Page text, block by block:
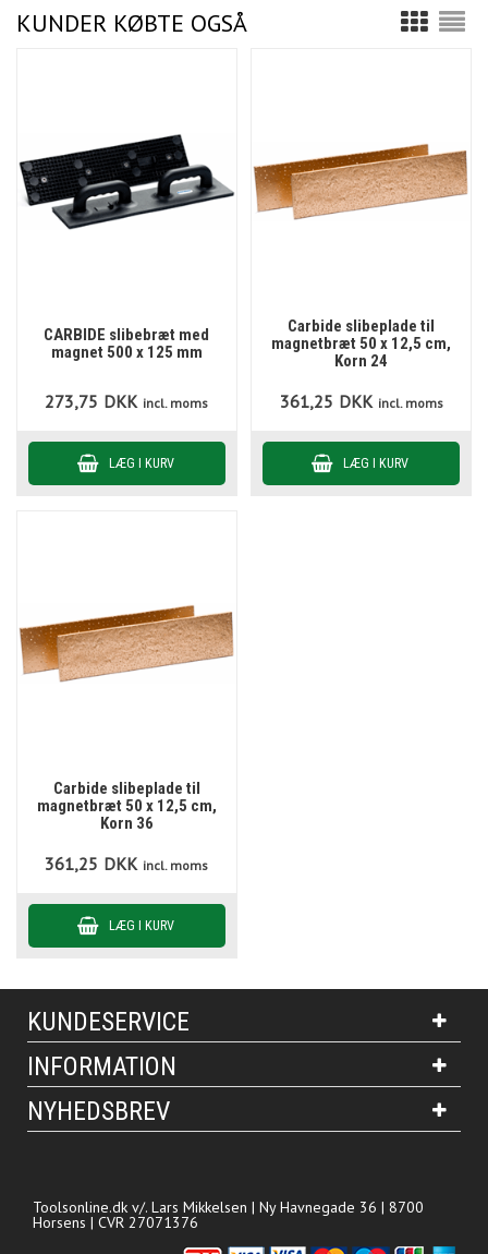
KUNDER KØBTE OGSÅ
CARBIDE slibebræt med
magnet 500 x 125 mm
273,75 DKK incl. moms
Carbide slibeplade til
magnetbræt 50 x 12,5 cm,
Korn 24
361,25 DKK incl. moms
Carbide slibeplade til
magnetbræt 50 x 12,5 cm,
Korn 36
361,25 DKK incl. moms
KUNDESERVICE
INFORMATION
NYHEDSBREV
Toolsonline.dk v/. Lars Mikkelsen | Ny Havnegade 36 | 8700
Horsens | CVR 27071376